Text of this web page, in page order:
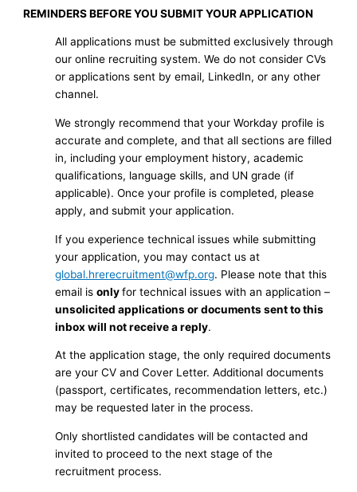
REMINDERS BEFORE YOU SUBMIT YOUR APPLICATION
All applications must be submitted exclusively through
our online recruiting system. We do not consider CVs
or applications sent by email, LinkedIn, or any other
channel.
We strongly recommend that your Workday profile is
accurate and complete, and that all sections are filled
in, including your employment history, academic
qualifications, language skills, and UN grade (if
applicable). Once your profile is completed, please
apply, and submit your application.
If you experience technical issues while submitting
your application, you may contact us at
global.hrerecruitment@wfp.org. Please note that this
email isonlyfor technical issues with an application –
unsolicited applications or documents sent to this
inbox will not receive a reply.
At the application stage, the only required documents
are your CV and Cover Letter. Additional documents
(passport, certificates, recommendation letters, etc.)
may be requested later in the process.
Only shortlisted candidates will be contacted and
invited to proceed to the next stage of the
recruitment process.